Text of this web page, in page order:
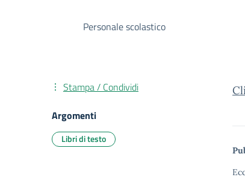
Personale scolastico
Stampa / Condividi
Argomenti
Libri di testo